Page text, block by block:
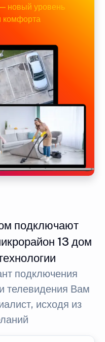
новый уровень
комфорта
подключают
13 дом
подключения
телевидения Вам
исходя из